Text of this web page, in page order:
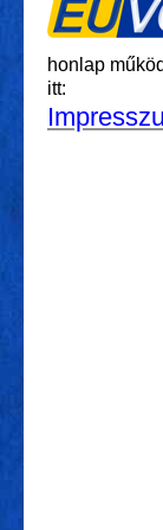
honlap
itt: